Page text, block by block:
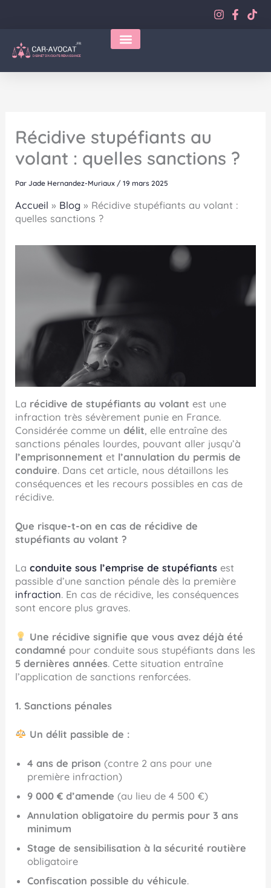
Récidive stupéfiants au
volant : quelles sanctions ?
ParJade Hernandez-Muriaux /19 mars 2025
Accueil » Blog » Récidive stupéfiants au volant :
quelles sanctions ?
La récidive de stupéfiants au volant est une
infraction très sévèrement punie en France.
Considérée comme undélit, elle entraîne des
sanctions pénales lourdes, pouvant aller jusqu’à
l’emprisonnement et l’annulation du permis de
conduire. Dans cet article, nous détaillons les
conséquences et les recours possibles en cas de
récidive.
Que risque-t-on en cas de récidive de
stupéfiants au volant ?
Laconduite sous l’emprise de stupéfiants est
passible d’une sanction pénale dès la première
infraction. En cas de récidive, les conséquences
sont encore plus graves.
Une récidive signifie que vous avez déjà été
condamné pour conduite sous stupéfiants dans les
5 dernières années. Cette situation entraîne
l’application de sanctions renforcées.
1. Sanctions pénales
Un délit passible de :
4 ans de prison (contre 2 ans pour une
première infraction)
9 000 € d’amende (au lieu de 4 500 €)
Annulation obligatoire du permis pour 3 ans
minimum
Stage de sensibilisation à la sécurité routière
obligatoire
Confiscation possible du véhicule.